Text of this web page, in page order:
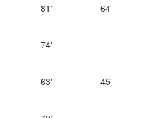
81'
64'
74'
63'
45'